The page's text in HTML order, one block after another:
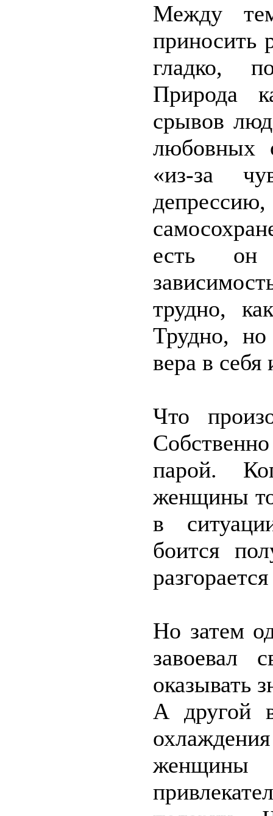
Между
приносить
гладко,
Природа
срывов
любовных
«из-за
есть он
трудно,
Трудно,
вера в
Что
парой.
женщины
в
боится
Но затем
завоевал
оказывать
А другой